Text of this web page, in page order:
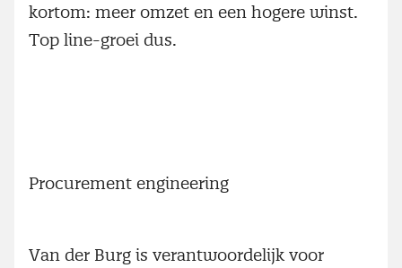
kortom: meer omzet en een hogere winst.
Top line-groei dus.
Procurement engineering
Van der Burg is verantwoordelijk voor